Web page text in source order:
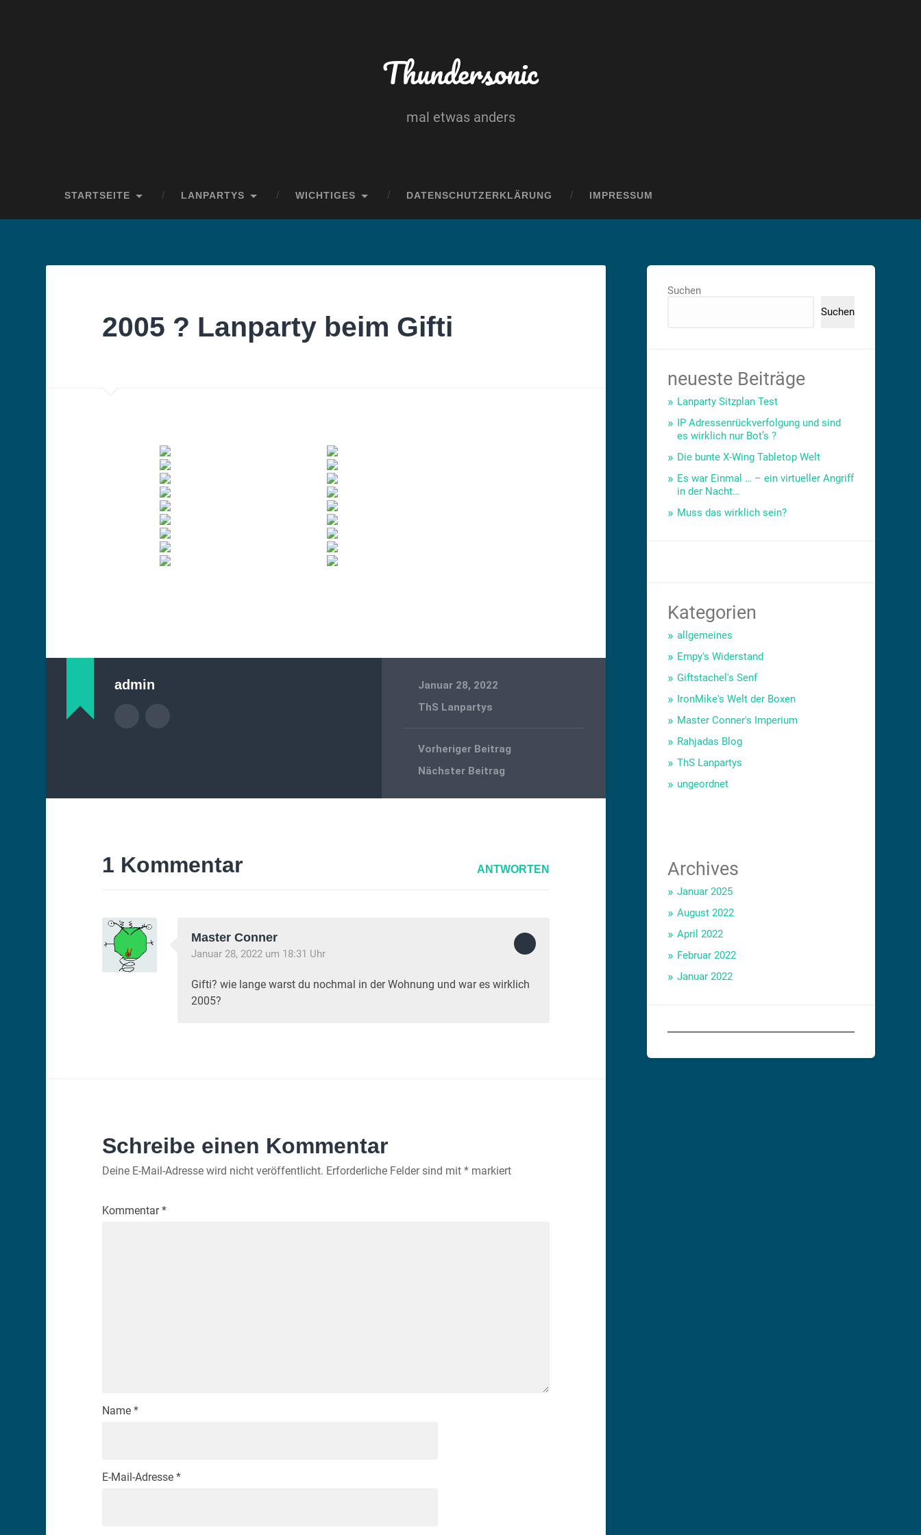
Thundersonic
mal etwas anders
STARTSEITE LANPARTYS WICHTIGES DATENSCHUTZERKLÄRUNG IMPRESSUM
2005 ? Lanparty beim Gifti
admin
Januar 28, 2022
ThS Lanpartys
Vorheriger Beitrag
Nächster Beitrag
1 Kommentar ANTWORTEN
Master Conner
Januar 28, 2022 um 18:31 Uhr
Gifti? wie lange warst du nochmal in der Wohnung und war es wirklich
2005?
Schreibe einen Kommentar
Deine E-Mail-Adresse wird nicht veröffentlicht. Erforderliche Felder sind mit *markiert
Kommentar*
Name *
E-Mail-Adresse *
Suchen
Suchen
neueste Beiträge
Lanparty Sitzplan Test
IP Adressenrückverfolgung und sind
es wirklich nur Bot’s ?
Die bunte X-Wing Tabletop Welt
Es war Einmal … – ein virtueller Angriff
in der Nacht…
Muss das wirklich sein?
Kategorien
allgemeines
Empy's Widerstand
Giftstachel's Senf
IronMike's Welt der Boxen
Master Conner's Imperium
Rahjadas Blog
ThS Lanpartys
ungeordnet
Archives
Januar 2025
August 2022
April 2022
Februar 2022
Januar 2022